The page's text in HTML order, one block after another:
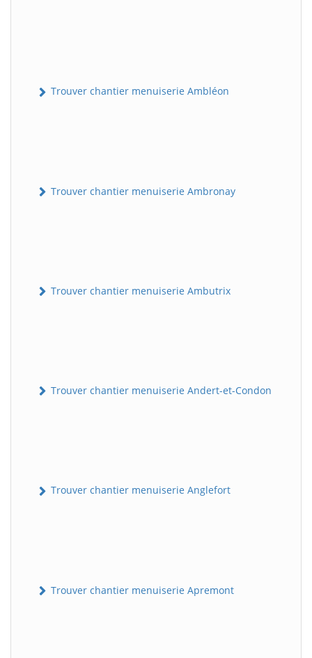
Trouver chantier menuiserie Ambléon
Trouver chantier menuiserie Ambronay
Trouver chantier menuiserie Ambutrix
Trouver chantier menuiserie Andert-et-Condon
Trouver chantier menuiserie Anglefort
Trouver chantier menuiserie Apremont